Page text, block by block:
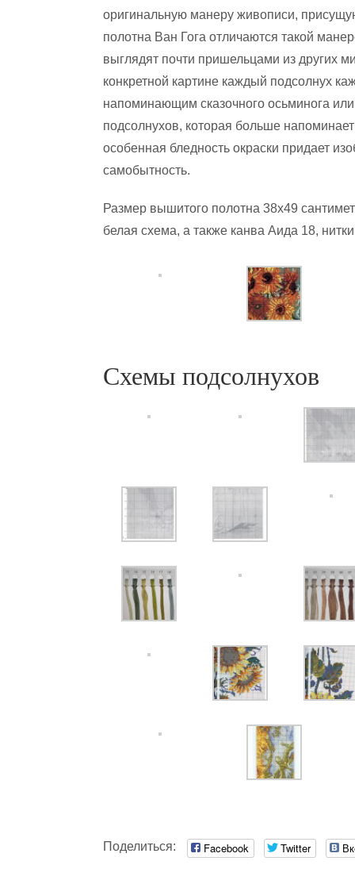
оригинальную манеру живописи,
полотна Ван Гога отличаются такой
выглядят почти пришельцами из других
конкретной картине каждый подсолнух
напоминающим сказочного осьминога
подсолнухов, которая больше
особенная бледность окраски придает
самобытность.
Размер вышитого полотна 38х49
белая схема, а также канва Аида 18,
Схемы подсолнухов
Поделиться: Facebook Twitter